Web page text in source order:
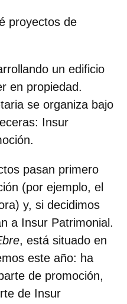
proyectos de
un edificio
en propiedad.
se organiza bajo
Insur
pasan primero
(por ejemplo, el
y, si decidimos
a Insur Patrimonial.
, está situado en
este año: ha
de promoción,
de Insur